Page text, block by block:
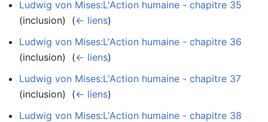
Ludwig von Mises:L'Action humaine - chapitre 35
(inclusion) ‎ (← liens)
Ludwig von Mises:L'Action humaine - chapitre 36
(inclusion) ‎ (← liens)
Ludwig von Mises:L'Action humaine - chapitre 37
(inclusion) ‎ (← liens)
Ludwig von Mises:L'Action humaine - chapitre 38